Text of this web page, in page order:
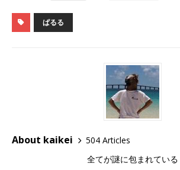
ぱるる
About kaikei
504 Articles
全てが謎に包まれている